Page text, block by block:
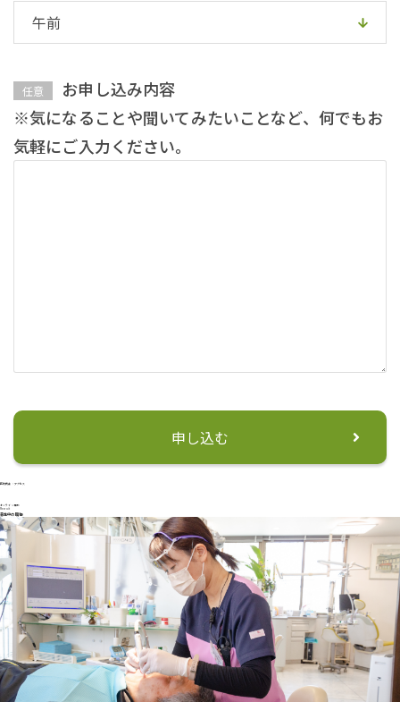
任意
お申し込み内容
※気になることや聞いてみたいことなど、何でもお
気軽にご入力ください。
医院概要・アクセス
オンライン面談
Recruit
募集中の職種